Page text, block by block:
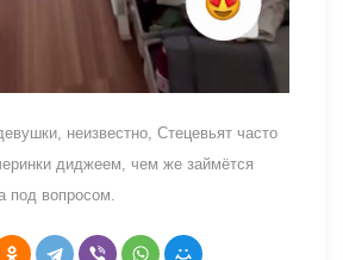
неизвестно, Стецевьят часто
диджеем, чем же займётся
под вопросом.